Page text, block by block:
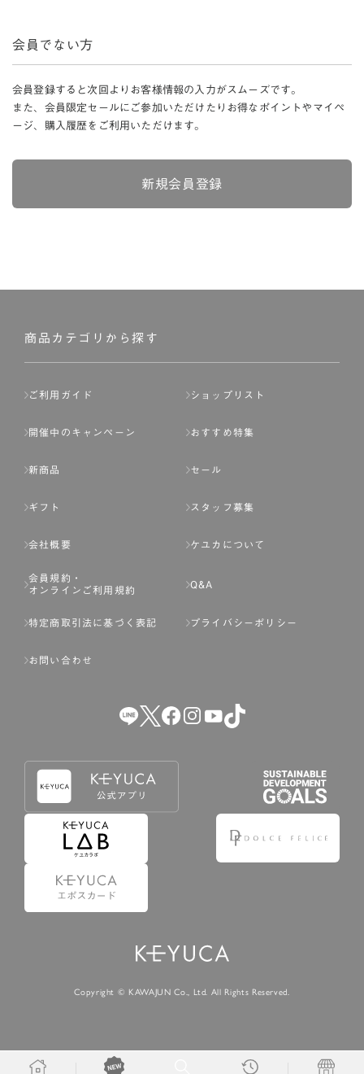
会員でない方
会員登録すると次回よりお客様情報の入力がスムーズです。
また、会員限定セールにご参加いただけたりお得なポイントやマイペ
ージ、購入履歴をご利用いただけます。
新規会員登録
商品カテゴリから探す
ご利用ガイド ショップリスト
開催中のキャンペーン おすすめ特集
新商品 セール
ギフト スタッフ募集
会社概要 ケユカについて
会員規約・
オンラインご利用規約
Q&A
特定商取引法に基づく表記 プライバシーポリシー
お問い合わせ
Copyright © KAWAJUN Co., Ltd. All Rights Reserved.